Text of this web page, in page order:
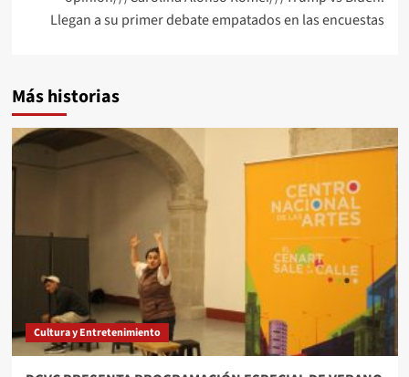
Llegan a su primer debate empatados en las encuestas
Más historias
Cultura y Entretenimiento